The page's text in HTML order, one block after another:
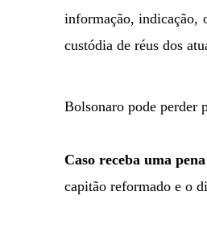
informação, indicação,
custódia de réus dos
Bolsonaro pode perder
Caso receba uma
capitão reformado e o